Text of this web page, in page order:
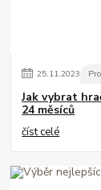
25.11.2023
Jak vybrat
24 měsíců
číst celé